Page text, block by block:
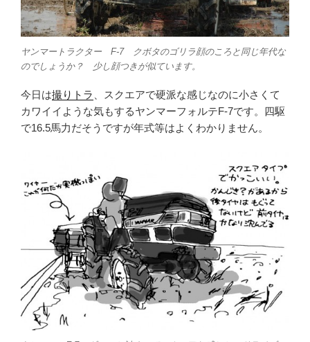
ヤンマートラクター F-7 クボタのゴリラ顔のころと同じ年代な
のでしょうか？ 少し顔つきが似ています。
今日は撮りトラ
、スクエアで硬派な感じなのに小さくて
カワイイような気もするヤンマーフォルテF-7です。四駆
で16.5馬力だそうですが年式等はよくわかりません。